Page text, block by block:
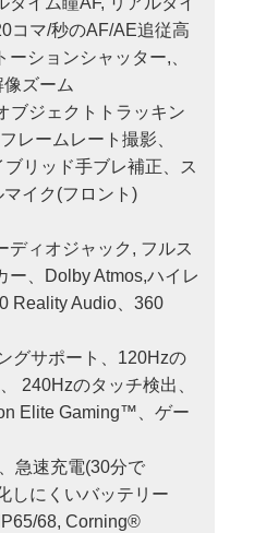
コマ/秒のAF/AE追従高
ションシャッター,、
ズーム
ブジェクトトラッキン
レームレート撮影、
リッド手ブレ補正、ス
イク(フロント)
ディオジャック, フルス
ー、Dolby Atmos,ハイレ
Reality Audio、360
グサポート、120Hzの
240Hzのタッチ検出、
Elite Gaming™、ゲー
急速充電(30分で
しにくいバッテリー
68, Corning®